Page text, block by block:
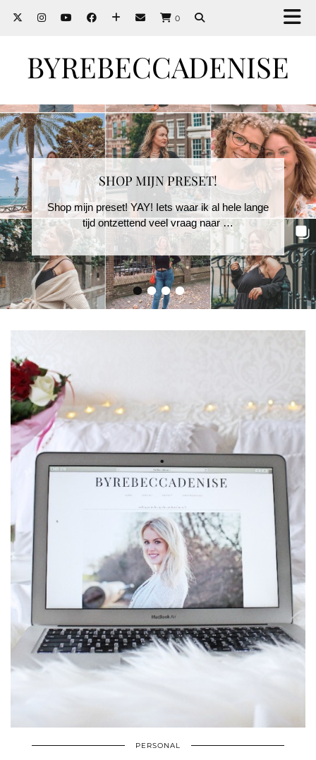
0
BYREBECCADENISE
••••
SHOP MIJN PRESET!
Shop mijn preset! YAY! Iets waar ik al hele lange
tijd ontzettend veel vraag naar …
PERSONAL